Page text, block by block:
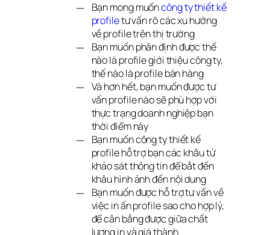
Bạn mong muốncông ty thiết kế
profiletư vấn rõ các xu hướng
về profile trên thị trường
Bạn muốn phân định được thế
nào là profile giới thiệu công ty,
thế nào là profile bán hàng
Và hơn hết, bạn muốn được tư
vấn profile nào sẽ phù hợp với
thực trạng doanh nghiệp bạn
thời điểm này
Bạn muốn công ty thiết kế
profile hỗ trợ bạn các khâu từ
khảo sát thông tin để bắt đến
khâu hình ảnh đến nội dung
Bạn muốn được hỗ trợ tư vấn về
việc in ấn profile sao cho hợp lý,
để cân bằng được giữa chất
lượng in và giá thành